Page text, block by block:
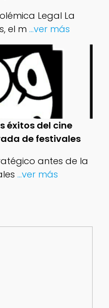
Legal La
el m ...ver más
éxitos del cine
de festivales
antes de la
...ver más